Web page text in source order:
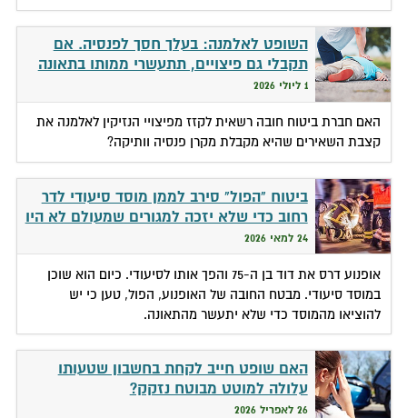
השופט לאלמנה: בעלך חסך לפנסיה. אם
תקבלי גם פיצויים, תתעשרי ממותו בתאונה
1 ליולי 2026
האם חברת ביטוח חובה רשאית לקזז מפיצויי הנזיקין לאלמנה את
קצבת השאירים שהיא מקבלת מקרן פנסיה וותיקה?
ביטוח "הפול" סירב לממן מוסד סיעודי לדר
רחוב כדי שלא יזכה למגורים שמעולם לא היו
לו
24 למאי 2026
אופנוע דרס את דוד בן ה-75 והפך אותו לסיעודי. כיום הוא שוכן
במוסד סיעודי. מבטח החובה של האופנוע, הפול, טען כי יש
להוציאו מהמוסד כדי שלא יתעשר מהתאונה.
האם שופט חייב לקחת בחשבון שטעותו
עלולה למוטט מבוטח נזקק?
26 לאפריל 2026